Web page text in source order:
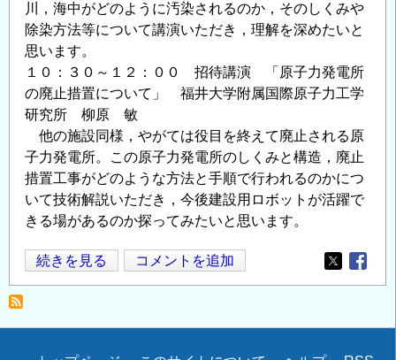
川，海中がどのように汚染されるのか，そのしくみや
除染方法等について講演いただき，理解を深めたいと
思います。
１０：３０～１２：００ 招待講演 「原子力発電所
の廃止措置について」 福井大学附属国際原子力工学
研究所 柳原 敏
他の施設同様，やがては役目を終えて廃止される原
子力発電所。この原子力発電所のしくみと構造，廃止
措置工事がどのような方法と手順で行われるのかにつ
いて技術解説いただき，今後建設用ロボットが活躍で
きる場があるのか探ってみたいと思います。
談
話
「放
続きを見る コメントを追加
Opens in